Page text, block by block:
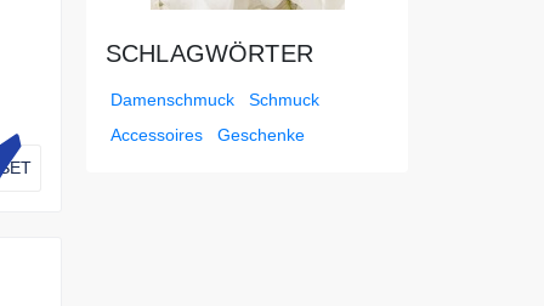
SCHLAGWÖRTER
Damenschmuck
Schmuck
Accessoires
Geschenke